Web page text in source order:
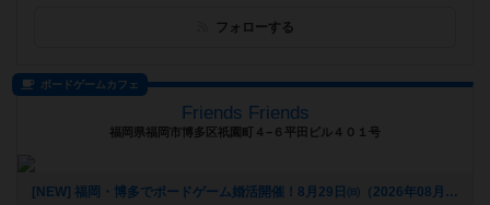
フォローする
ボードゲームカフェ
Friends Friends
福岡県福岡市博多区祇園町４−６平田ビル４０１号
[NEW] 福岡・博多でボードゲーム婚活開催！8月29日㈰（2026年08月05日 16時55分）